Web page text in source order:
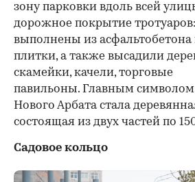
зону парковки вдоль всей
дорожное покрытие
выполнены из асфальтобетона
плитки, а также высадили
скамейки, качели, торговые
павильоны. Главным символом
Нового Арбата стала
состоящая из двух частей по
Садовое кольцо